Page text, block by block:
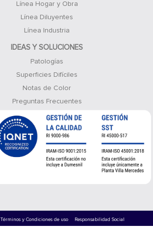
Línea Hogar y Obra
Línea Diluyentes
Línea Industria
IDEAS Y SOLUCIONES
Patologías
Superficies Difíciles
Notas de Color
Preguntas Frecuentes
Términos y Condiciones de uso Responsabilidad Social